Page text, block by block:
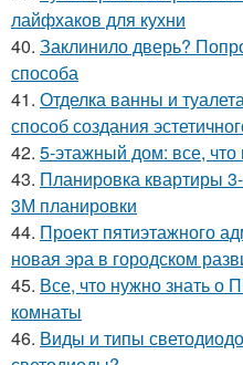
лайфхаков для кухни
40. Заклинило дверь?
способа
41. Отделка ванны и
способ создания
42. 5-этажный дом: все, что
43. Планировка квартиры
3М планировки
44. Проект пятиэтажного
новая эра в городском
45. Все, что нужно знать о
комнаты
46. Виды и типы